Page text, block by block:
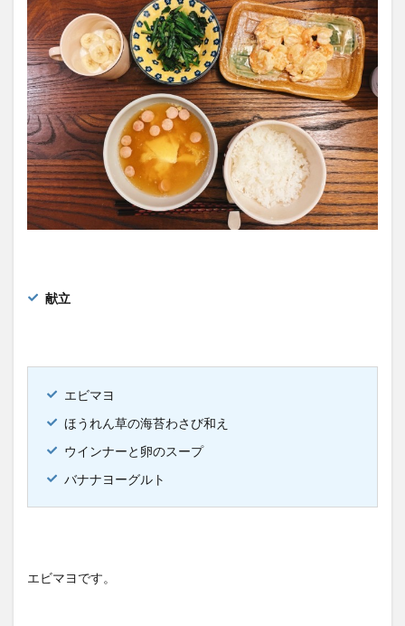
献立
エビマヨ
ほうれん草の海苔わさび和え
ウインナーと卵のスープ
バナナヨーグルト
エビマヨです。